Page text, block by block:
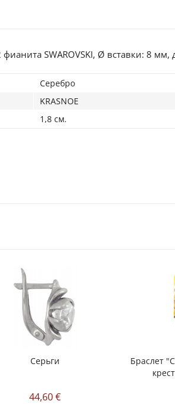
SWAROVSKI, Ø вставки: 8
Серебро
KRASNOE
1,8 см.
Серьги
44,60 €
Браслет